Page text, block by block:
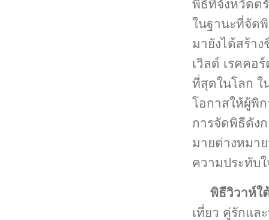
พิธีที่จังหวัดต
ในฐานะที่จัด
มายังได้สร้า
เวิลด์ เรคคอ
ที่สุดในโลก ใ
โอกาสให้ผู้พิ
การจัดพิธีดัง
มายต่างหมา
ความประทับ
พิธีวิวาห์ใ
เที่ยว คู่รักแล